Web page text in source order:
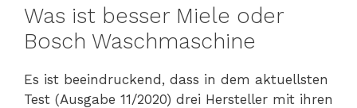
Was ist besser Miele oder
Bosch Waschmaschine
Es ist beeindruckend, dass in dem aktuellsten
Test (Ausgabe 11/2020) drei Hersteller mit ihren